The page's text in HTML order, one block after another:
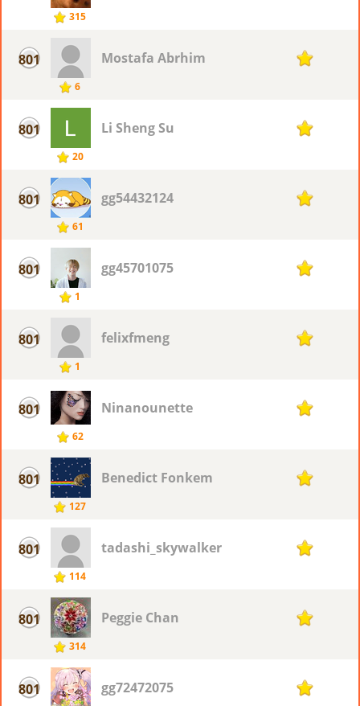
315
801
6
Mostafa Abrhim 1
801
20
Li Sheng Su 1
801
61
gg54432124 1
801
1
gg45701075 1
801
1
felixfmeng 1
801
62
Ninanounette 1
801
127
Benedict Fonkem 1
801
114
tadashi_skywalker 1
801
314
Peggie Chan 1
801 gg72472075 1